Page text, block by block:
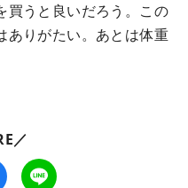
買うと良いだろう。この
ありがたい。あとは体重
／